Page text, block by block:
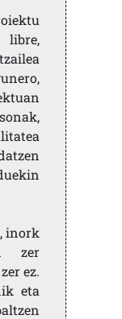
inork
zer
ez.
eta